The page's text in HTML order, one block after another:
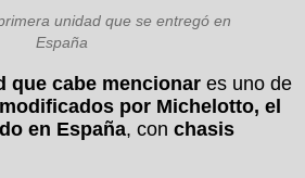
unidad que se entregó en
España
que cabe mencionar es uno de
por Michelotto, el
en España, con chasis